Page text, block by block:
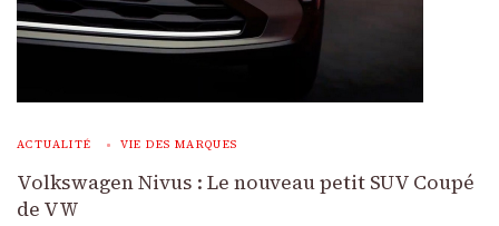
ACTUALITÉ VIE DES MARQUES
Volkswagen Nivus : Le nouveau petit SUV Coupé
de VW